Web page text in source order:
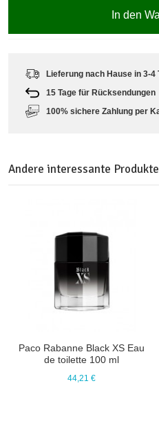
In den
Lieferung nach Hause in 3-4
15 Tage für Rücksendungen
100% sichere Zahlung per
Andere interessante Produkte
Paco Rabanne Black XS Eau
de toilette 100 ml
44,21 €